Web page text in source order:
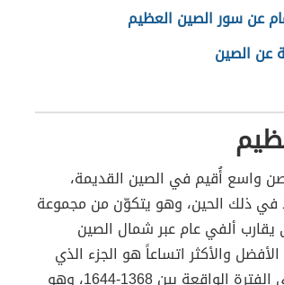
عن سور الصين العظيم
عن الصين
واسع أُقيم في الصين القديمة،
في ذلك الحين، وهو يتكوّن من مجموعة
ألفي عام عبر شمال الصين
والأكثر اتساعاً هو الجزء الذي
بين 1368-1644، وهو